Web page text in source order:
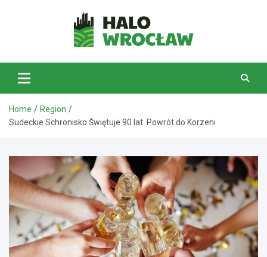
HaloWrocław.pl
Home
Region
Sudeckie Schronisko Świętuje 90 lat: Powrót do Korzeni